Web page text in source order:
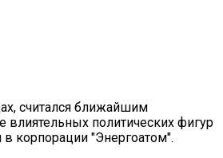
считался ближайшим
влиятельных политических фигур
корпорации "Энергоатом".